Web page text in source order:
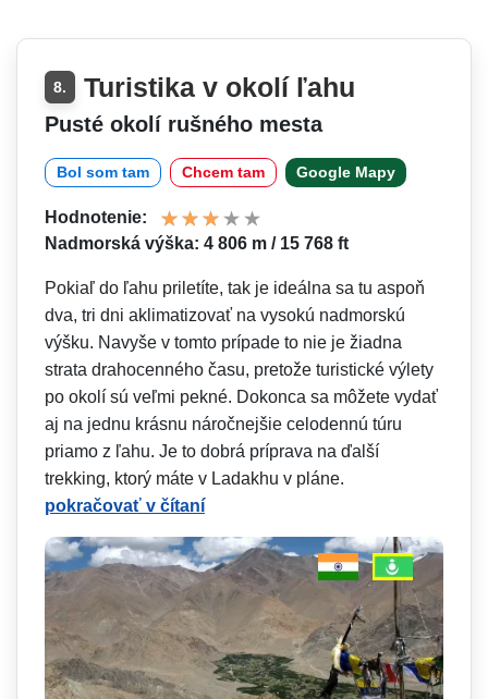
8. Turistika v okolí ľahu
Pusté okolí rušného mesta
Bol som tam Chcem tam Google Mapy
Hodnotenie:
Nadmorská výška: 4 806 m / 15 768 ft
Pokiaľ do ľahu priletíte, tak je ideálna sa tu aspoň
dva, tri dni aklimatizovať na vysokú nadmorskú
výšku. Navyše v tomto prípade to nie je žiadna
strata drahocenného času, pretože turistické výlety
po okolí sú veľmi pekné. Dokonca sa môžete vydať
aj na jednu krásnu náročnejšie celodennú túru
priamo z ľahu. Je to dobrá príprava na ďalší
trekking, ktorý máte v Ladakhu v pláne.
pokračovať v čítaní